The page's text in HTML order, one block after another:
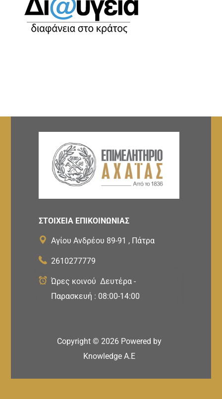
ΣΤΟΙΧΕΙΑ ΕΠΙΚΟΙΝΩΝΙΑΣ
Αγίου Ανδρέου 89-91 , Πάτρα
2610277779
Ώρες κοινού Δευτέρα -
Παρασκευή : 08:00-14:00
Copyright © 2026 Powered by
Knowledge A.E